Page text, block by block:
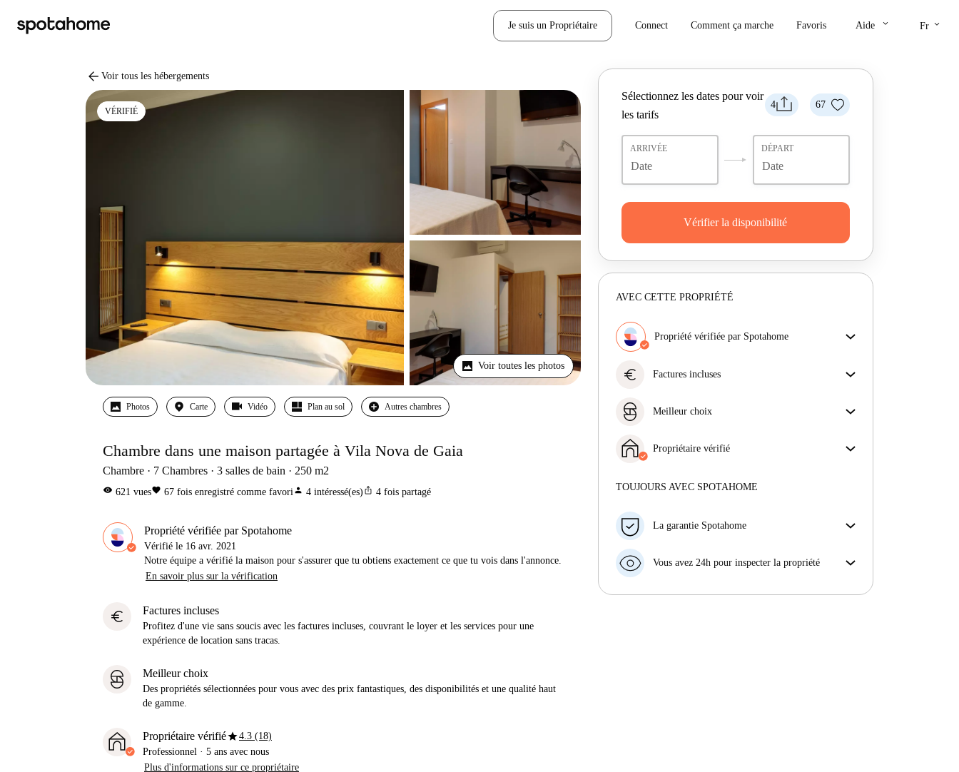
Je suis un Propriétaire Connect Comment ça marche Favoris Aide keyboard_arrow_down Fr keyboard_arrow_down
arrow_back Voir tous les hébergements
VÉRIFIÉ
Voir toutes les photos
Photos Carte Vidéo Plan au sol Autres chambres
Chambre dans une maison partagée à Vila Nova de Gaia
Chambre 7 Chambres 3 salles de bain 250 m2
visibility 621 vuesfavorite 67 fois enregistré comme favoriperson 4 intéressé(es) ios_share 4 fois partagé
Propriété vérifiée par Spotahome
Vérifié le 16 avr. 2021
Notre équipe a vérifié la maison pour s'assurer que tu obtiens exactement ce que tu vois dans l'annonce.
En savoir plus sur la vérification
euro Factures incluses
Profitez d'une vie sans soucis avec les factures incluses, couvrant le loyer et les services pour une
expérience de location sans tracas.
Meilleur choix
Des propriétés sélectionnées pour vous avec des prix fantastiques, des disponibilités et une qualité haut
de gamme.
Propriétaire vérifiéstar4.3 (18)
Professionnel · 5 ans avec nous
Plus d'informations sur ce propriétaire
4 67
Sélectionnez les dates pour voir
les tarifs
ARRIVÉE DÉPART
Vérifier la disponibilité
AVEC CETTE PROPRIÉTÉ
Propriété vérifiée par Spotahome
obtiens exactement ce que tu vois dans l'annonce.
euro Factures incluses
incluses, couvrant le loyer et les services pour une
Meilleur choix
fantastiques, des disponibilités et une qualité haut de
gamme.
Propriétaire vérifié
Plus d'informations sur ce propriétaire
TOUJOURS AVEC SPOTAHOME
La garantie Spotahome
préavis, nous allons soit (A) vous payer une chambre
soit (B) vous rembourser en totalité.
Vous avez 24h pour inspecter la propriété